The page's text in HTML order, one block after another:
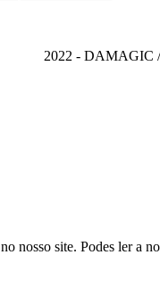
2022 - DAMAGIC
nosso site. Podes ler a